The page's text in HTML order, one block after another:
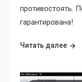
противостоять.
гарантирована!
Читать далее